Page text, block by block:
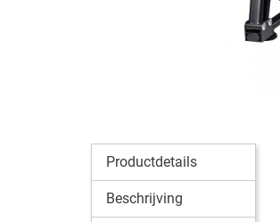
Productdetails
Beschrijving